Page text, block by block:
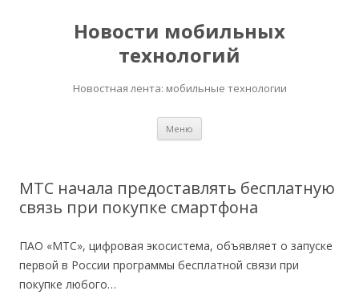
Новости мобильных
технологий
Новостная лента: мобильные технологии
Меню
МТС начала предоставлять бесплатную
связь при покупке смартфона
ПАО «МТС», цифровая экосистема, объявляет о запуске
первой в России программы бесплатной связи при
покупке любого…